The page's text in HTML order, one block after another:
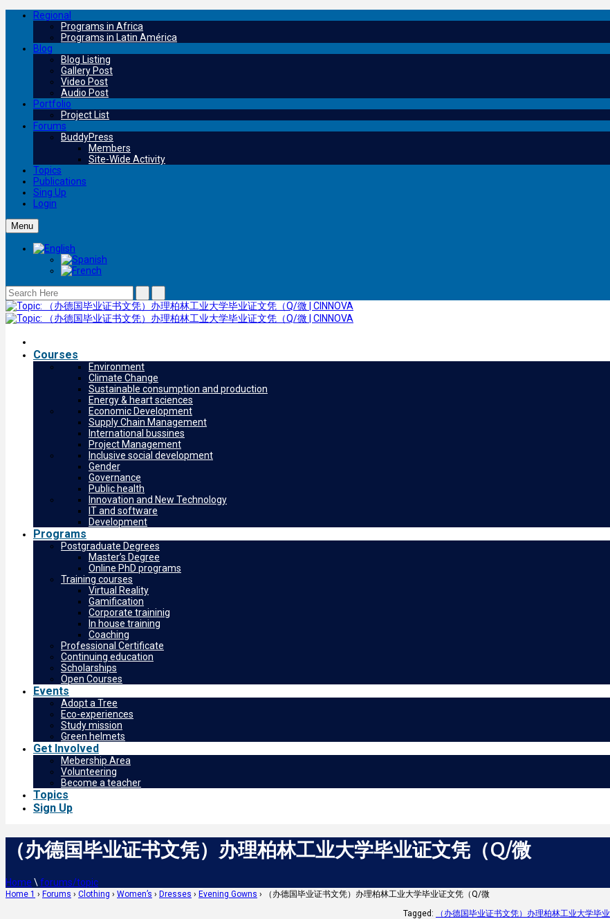
Regional
Programs in Africa
Programs in Latin América
Blog
Blog Listing
Gallery Post
Video Post
Audio Post
Portfolio
Project List
Forums
BuddyPress
Members
Site-Wide Activity
Topics
Publications
Sing Up
Login
Menu
Courses
Environment
Climate Change
Sustainable consumption and production
Energy & heart sciences
Economic Development
Supply Chain Management
International bussines
Project Management
Inclusive social development
Gender
Governance
Public health
Innovation and New Technology
IT and software
Development
Programs
Postgraduate Degrees
Master’s Degree
Online PhD programs
Training courses
Virtual Reality
Gamification
Corporate traininig
In house training
Coaching
Professional Certificate
Continuing education
Scholarships
Open Courses
Events
Adopt a Tree
Eco-experiences
Study mission
Green helmets
Get Involved
Mebership Area
Volunteering
Become a teacher
Topics
Sign Up
（办德国毕业证书文凭）办理柏林工业大学毕业证文凭（Q/微
Home \ forums/topic
Home 1 › Forums › Clothing › Women’s › Dresses › Evening Gowns ›
（办德国毕业证书文凭）办理柏林工业大学毕业证文凭（Q/微
Tagged:
（办德国毕业证书文凭）办理柏林工业大学